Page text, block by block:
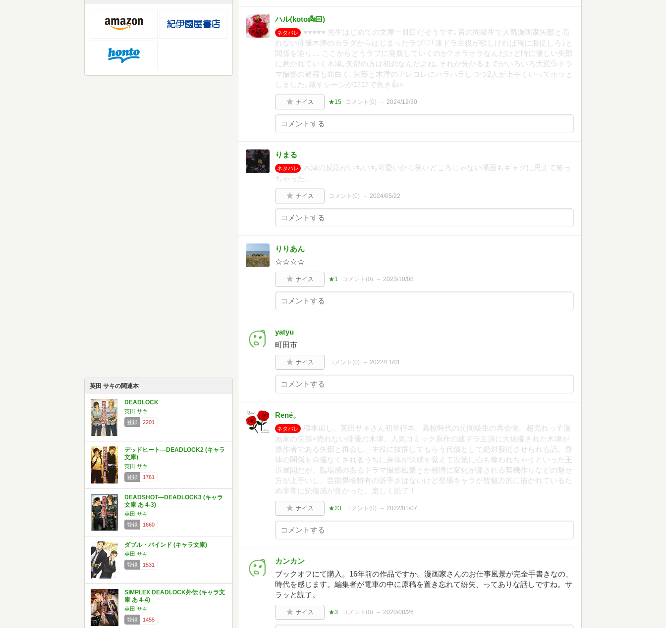
英田 サキの関連本
DEADLOCK
英田 サキ
登録
2201
デッドヒート―DEADLOCK2 (キャラ
文庫)
英田 サキ
登録
1761
DEADSHOT―DEADLOCK3 (キャラ
文庫 あ 4-3)
英田 サキ
登録
1660
ダブル・バインド (キャラ文庫)
英田 サキ
登録
1531
SIMPLEX DEADLOCK外伝 (キャラ文
庫 あ 4-4)
英田 サキ
登録
1455
ハル(koto👼🏻‎)
ネタバレ
♥♥♥♥♥ 先生はじめての文庫一冊目だそうです｡昔の同級生で人気漫画家矢部と売
れない俳優木津のカラダからはじまったラブ♡｢連ドラ主役が欲しければ俺に服従しろ｣と
関係を迫り… ここからどうラブに発展していくのか? オラオラなんだけど時に優しい矢部
に惹かれていく木津｡矢部の方は初恋なんだよね｡それが分かるまでがいろいろ大変💦ドラ
マ撮影の過程も面白く､矢部と木津のアレコレにハラハラしつつ2人が上手くいってホッと
しました｡致すシーンがｴﾁｴﾁで良き👍⭐️
ナイス ★15 コメント(0) 2024/12/30
りまる
ネタバレ
木津の反応がいちいち可愛いから笑いどころじゃない場面もギャグに思えて笑っ
ちゃった。
ナイス コメント(0) 2024/05/22
りりあん
☆☆☆☆
ナイス ★1 コメント(0) 2023/10/08
yatyu
町田市
ナイス コメント(0) 2022/11/01
René。
ネタバレ
積本崩し。英田サキさん初単行本。高校時代の元同級生の再会物。超売れっ子漫
画家の矢部×売れない俳優の木津。人気コミック原作の連ドラ主演に大抜擢された木津が
原作者である矢部と再会し、主役に抜擢してもらう代償として絶対服従させられる話。身
体の関係を余儀なくされるうちに身体が快感を覚えて次第に心も奪われちゃうといった王
道展開だが、臨場感のあるドラマ撮影風景とか感情に変化が齎される契機作りなどの魅せ
方が上手いし、芸能界物特有の派手さはないけど登場キャラが皆魅力的に描かれているた
め非常に読後感が良かった。楽しく読了！
ナイス ★23 コメント(0) 2022/01/07
カンカン
ブックオフにて購入。16年前の作品ですか。漫画家さんのお仕事風景が完全手書きなの、
時代を感じます。編集者が電車の中に原稿を置き忘れて紛失、ってありな話しですね。サ
ラッと読了。
ナイス ★3 コメント(0) 2020/08/26